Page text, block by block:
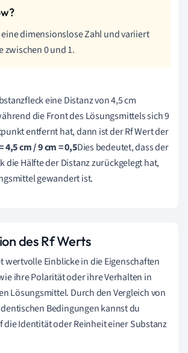
eine dimensionslose Zahl und variiert
zwischen 0 und 1.
eine Distanz von 4,5 cm
die Front des Lösungsmittels sich 9
entfernt hat, dann ist der Rf Wert der
4,5 cm / 9 cm = 0,5Dies bedeutet, dass der
die Hälfte der Distanz zurückgelegt hat,
gewandert ist.
des Rf Werts
wertvolle Einblicke in die Eigenschaften
ihre Polarität oder ihre Verhalten in
Lösungsmittel. Durch den Vergleich von
Bedingungen kannst du
die Identität oder Reinheit einer Substanz